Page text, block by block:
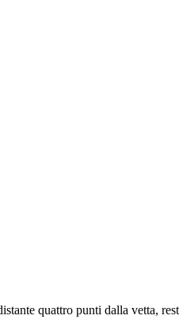
quattro punti dalla vetta,